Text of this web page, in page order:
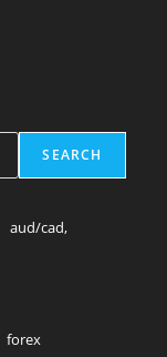
SEARCH
aud/cad,
forex